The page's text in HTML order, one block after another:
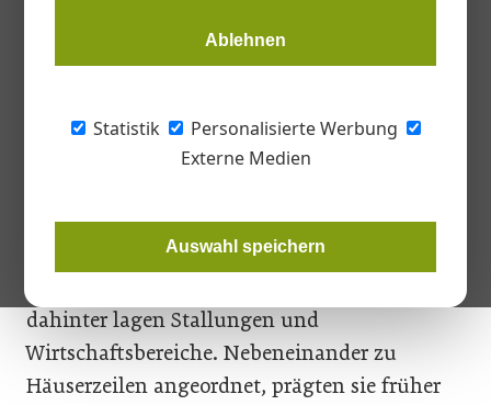
Ablehnen
Statistik
Personalisierte Werbung
Externe Medien
Auswahl speichern
Wälder liegt die mittelburgenländische Gemeinde Landsee.
Hier hat sich ein Architektenpaar aus Wien seinen Traum eines
Burgenlands zeitgemäß interpretiert.
sogenannte Streckhöfe – langgezogene,
schmale Giebelhäuser aus Ziegel – gebaut. An
dahinter lagen Stallungen und
Wirtschaftsbereiche. Nebeneinander zu
Häuserzeilen angeordnet, prägten sie früher